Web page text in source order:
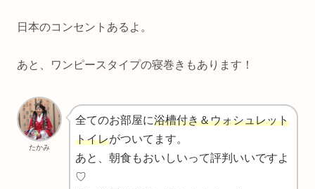
日本のコンセントあるよ。
あと、ワンピースタイプの寝巻きもあります！
たかみ
全てのお部屋に浴槽付き＆ウォシュレット
トイレがついてます。
あと、朝食もおいしいって評判いいですよ
♡